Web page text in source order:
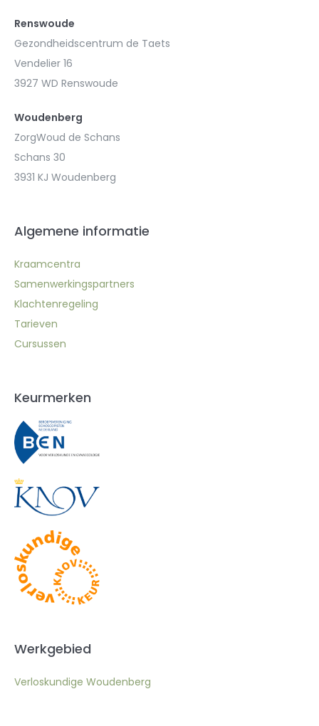
Renswoude
Gezondheidscentrum de Taets
Vendelier 16
3927 WD Renswoude
Woudenberg
ZorgWoud de Schans
Schans 30
3931 KJ Woudenberg
Algemene informatie
Kraamcentra
Samenwerkingspartners
Klachtenregeling
Tarieven
Cursussen
Keurmerken
Werkgebied
Verloskundige Woudenberg